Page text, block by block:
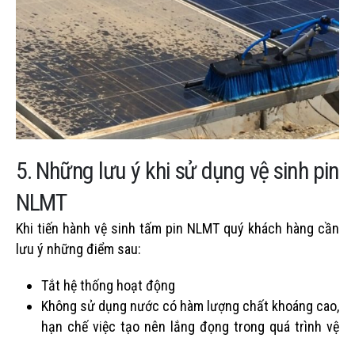
5. Những lưu ý khi sử dụng vệ sinh pin
NLMT
Khi tiến hành vệ sinh tấm pin NLMT quý khách hàng cần
lưu ý những điểm sau:
Tắt hệ thống hoạt động
Không sử dụng nước có hàm lượng chất khoáng cao,
hạn chế việc tạo nên lắng đọng trong quá trình vệ